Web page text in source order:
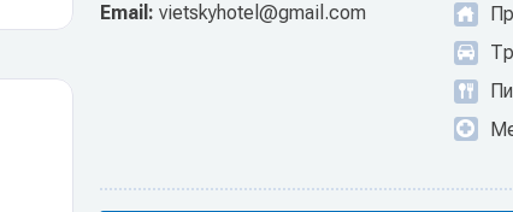
Email: vietskyhotel@gmail.com